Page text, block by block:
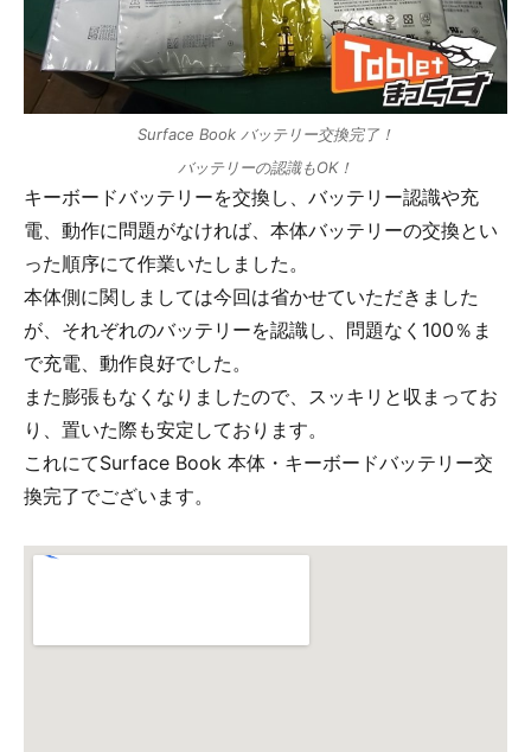
Surface Book バッテリー交換完了！
バッテリーの認識もOK！
キーボードバッテリーを交換し、バッテリー認識や充
電、動作に問題がなければ、本体バッテリーの交換とい
った順序にて作業いたしました。
本体側に関しましては今回は省かせていただきました
が、それぞれのバッテリーを認識し、問題なく100％ま
で充電、動作良好でした。
また膨張もなくなりましたので、スッキリと収まってお
り、置いた際も安定しております。
これにてSurface Book 本体・キーボードバッテリー交
換完了でございます。